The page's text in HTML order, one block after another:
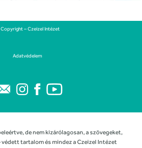
– Czeizel Intézet
Adatvédelem
de nem kizárólagosan, a szövegeket,
tartalom és mindez a Czeizel Intézet